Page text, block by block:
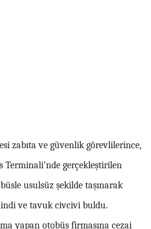
zabıta ve güvenlik görevlilerince,
Terminali’nde gerçekleştirilen
usulsüz şekilde taşınarak
ve tavuk civcivi buldu.
yapan otobüs firmasına cezai